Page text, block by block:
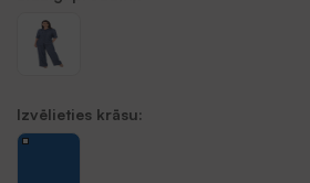
Izvēlieties krāsu: